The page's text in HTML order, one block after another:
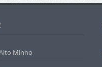
Minho